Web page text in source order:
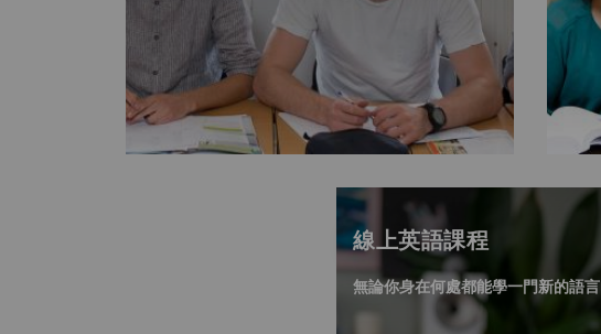
線上英語課程
無論你身在何處都能學一門新的語言